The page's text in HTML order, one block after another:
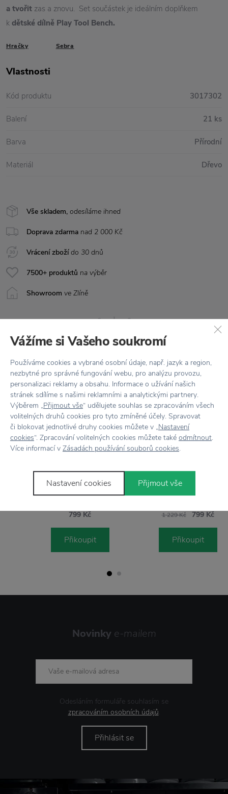
Vše skladem, odesíláme ihned
Doprava zdarma nad 2 000 Kč
Vrácení zbožído 30 dnů
7500+ produktů na výběr
Showroom ve Zlíně
a tvořit zas a znovu. Set součástek je ideálním doplňkem
k dětské dílně Play Tool Bench.
Hračky Sebra
Vlastnosti
Kód produktu 3017302
Balení 21 ks
Barva Přírodní
Materiál Dřevo
Stojí za pozornost
Dětské dřevěné nářadí do dílny
799 Kč
Přikoupit
−35 %
Skládací dřevěné hasičské
1 229 Kč 799 Kč
Přikoupit
Novinky e-mailem
Odesláním formuláře souhlasím se
zpracováním osobních údajů.
Přihlásit se
Vážíme si Vašeho soukromí
Používáme cookies a vybrané osobní údaje, např. jazyk a region,
nezbytné pro správné fungování webu, pro analýzu provozu,
personalizaci reklamy a obsahu. Informace o užívání našich
stránek sdílíme s našimi reklamními a analytickými partnery.
Výběrem „Přijmout vše“ udělujete souhlas se zpracováním všech
volitelných druhů cookies pro tyto zmíněné účely. Spravovat
či blokovat jednotlivé druhy cookies můžete v „Nastavení
cookies“. Zpracování volitelných cookies můžete také odmítnout.
Více informací v Zásadách používání souborů cookies.
Nastavení cookies Přijmout vše